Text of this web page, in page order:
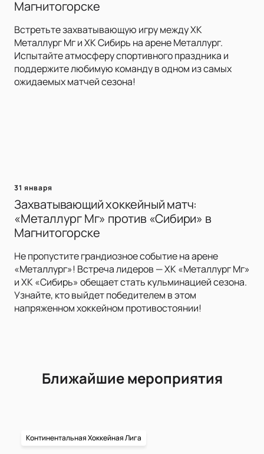
Магнитогорске
Встретьте захватывающую игру между ХК
Металлург Мг и ХК Сибирь на арене Металлург.
Испытайте атмосферу спортивного праздника и
поддержите любимую команду в одном из самых
ожидаемых матчей сезона!
31 января
Захватывающий хоккейный матч:
«Металлург Мг» против «Сибири» в
Магнитогорске
Не пропустите грандиозное событие на арене
«Металлург»! Встреча лидеров — ХК «Металлург Мг»
и ХК «Сибирь» обещает стать кульминацией сезона.
Узнайте, кто выйдет победителем в этом
напряженном хоккейном противостоянии!
Ближайшие мероприятия
Континентальная Хоккейная Лига